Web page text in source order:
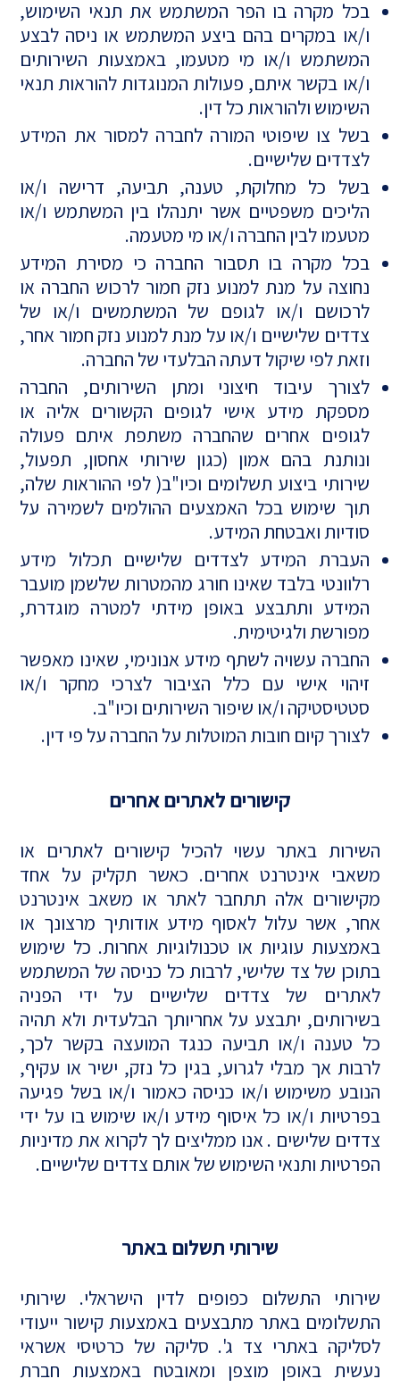
בכל מקרה בו הפר המשתמש את תנאי השימוש,
ו/או במקרים בהם ביצע המשתמש או ניסה לבצע
המשתמש ו/או מי מטעמו, באמצעות השירותים
ו/או בקשר איתם, פעולות המנוגדות להוראות תנאי
השימוש ולהוראות כל דין.
בשל צו שיפוטי המורה לחברה למסור את המידע
לצדדים שלישיים.
בשל כל מחלוקת, טענה, תביעה, דרישה ו/או
הליכים משפטיים אשר יתנהלו בין המשתמש ו/או
מטעמו לבין החברה ו/או מי מטעמה.
בכל מקרה בו תסבור החברה כי מסירת המידע
נחוצה על מנת למנוע נזק חמור לרכוש החברה או
לרכושם ו/או לגופם של המשתמשים ו/או של
צדדים שלישיים ו/או על מנת למנוע נזק חמור אחר,
וזאת לפי שיקול דעתה הבלעדי של החברה.
לצורך עיבוד חיצוני ומתן השירותים, החברה
מספקת מידע אישי לגופים הקשורים אליה או
לגופים אחרים שהחברה משתפת איתם פעולה
ונותנת בהם אמון (כגון שירותי אחסון, תפעול,
שירותי ביצוע תשלומים וכיו"ב( לפי ההוראות שלה,
תוך שימוש בכל האמצעים ההולמים לשמירה על
סודיות ואבטחת המידע.
העברת המידע לצדדים שלישיים תכלול מידע
רלוונטי בלבד שאינו חורג מהמטרות שלשמן מועבר
המידע ותתבצע באופן מידתי למטרה מוגדרת,
מפורשת ולגיטימית.
החברה עשויה לשתף מידע אנונימי, שאינו מאפשר
זיהוי אישי עם כלל הציבור לצרכי מחקר ו/או
סטטיסטיקה ו/או שיפור השירותים וכיו"ב.
לצורך קיום חובות המוטלות על החברה על פי דין.
קישורים לאתרים אחרים
השירות באתר עשוי להכיל קישורים לאתרים או
משאבי אינטרנט אחרים. כאשר תקליק על אחד
מקישורים אלה תתחבר לאתר או משאב אינטרנט
אחר, אשר עלול לאסוף מידע אודותיך מרצונך או
באמצעות עוגיות או טכנולוגיות אחרות. כל שימוש
בתוכן של צד שלישי, לרבות כל כניסה של המשתמש
לאתרים של צדדים שלישיים על ידי הפניה
בשירותים, יתבצע על אחריותך הבלעדית ולא תהיה
כל טענה ו/או תביעה כנגד המועצה בקשר לכך,
לרבות אך מבלי לגרוע, בגין כל נזק, ישיר או עקיף,
הנובע משימוש ו/או כניסה כאמור ו/או בשל פגיעה
בפרטיות ו/או כל איסוף מידע ו/או שימוש בו על ידי
צדדים שלישים . אנו ממליצים לך לקרוא את מדיניות
הפרטיות ותנאי השימוש של אותם צדדים שלישיים.
שירותי תשלום באתר
שירותי התשלום כפופים לדין הישראלי. שירותי
התשלומים באתר מתבצעים באמצעות קישור ייעודי
לסליקה באתרי צד ג'. סליקה של כרטיסי אשראי
נעשית באופן מוצפן ומאובטח באמצעות חברת